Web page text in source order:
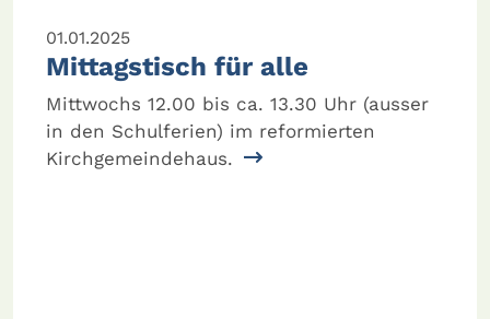
01.01.2025
Mittagstisch für alle
Mittwochs 12.00 bis ca. 13.30 Uhr (ausser
in den Schulferien) im reformierten
Kirchgemeindehaus.